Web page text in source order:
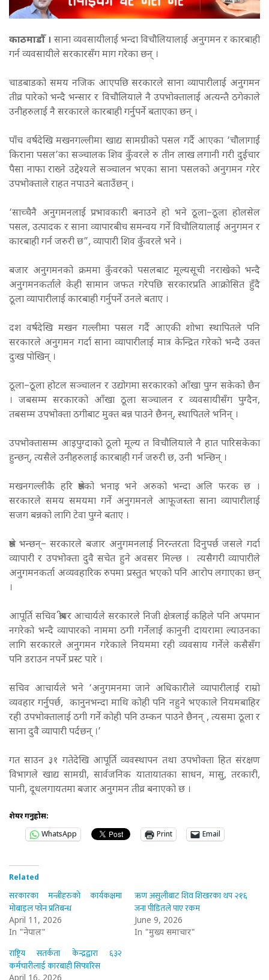
काठमाडौँ । साना व्यवसायीलाई भन्दा विचौलियालाई अनुगमन र कारबाही
गर्न व्यवसायीले सरकारसँग माग गरेका छन् ।
चाडबाडको समय नजिक आएपछि सरकारले साना व्यापारीलाई अनुगमन
तीव्र पारेको भन्दै भन्सार र विचौलियाले नै उपभोक्तालाई अत्यन्तै ठगेकाले
उनीहरुलाई नै सरकारले कारबाही गर्नुपर्ने बताएका छन् ।
पाँच वर्षदेखि मखनगल्लीमा खाद्य सामग्रीको पसल गर्दै आएका ‘चौलागाईं
किराना पसल’का सञ्चालक शिव कुँवरले रु तीन लाख लगानी गरी दुईचार
पैसा नाफा राख्ने उद्देश्यले सञ्चालन भएका साना पसलको अनुगमन गरेर
उपभोक्ताले राहत नपाउने बताउँछन् ।
‘साच्चैनै अनुगमनलाई प्रभावकारी बनाउने हो भने ठूला–ठूला होलसेल
पसल, उत्पादक र साना व्यापारबीच समन्वय गर्ने विचौलियालाई अनुगमन र
कारबाही गर्न जरुरी छ”, व्यापारी शिव कुँवरले भने ।
बजार अनुगमनको क्रममा कुँवरको पसलबाट मूल्यसूची नराखेको भन्दै
अनुगमनकर्ताले केही सामान जफत गरेपछि सरकारप्रति आक्रोसित हुँदै
ठूला व्यापारीलाई कारबाही गर्नुपर्ने उनले बताए ।
दश वर्षदेखि मखन गल्लीमा पसल गर्दै आएकी शोभा स्थापितले पनि
सरकारले अनुगमन गर्दा साना व्यापारीलाई मात्र केन्द्रित गरेको भन्दै उक्त
दुःख पोखिन् ।
ठूला–ठूला होटल सञ्चालन र उद्योगमा सरकारको आँखा पुग्न सकेको छैन
। जबसम्म सरकारको आँखा ठूला सञ्चालन र व्यवसायीसँग पुग्दैन,
तबसम्म उपभोक्ता ठगीबाट मुक्त बन्न पाउने छैनन्, स्थापितले भनिन् ।
उपभोक्तासम्म आइपुग्दाको ठूलो मूल्य त विचौलियाले नै हात पारिसकेका
हुन्छन्, त्यसैले उनीहरुलाई कारबाही गर्न जरुरी छ, उनी भन्छिन् ।
मखनगल्लीकै हरि श्रेष्ठको भनाइ भने अरुको भन्दा अलि फरक छ ।
सरकारले समय समयमा गर्ने अनुगमनले आफूजस्ता साना व्यापारीलाई
सजग बन्नको लागि टेवा पुग्ने बताए ।
श्रेष्ठ भन्छन्– सरकारले बजार अनुगमनलाई निरन्तरता दिनुपर्छ जसले गर्दा
व्यापारी र उपभोक्ता दुवै सचेत हुने अवसर मिल्छ । त्यसैगरी व्यापारीले
अनुगमनकर्ता अव्यवहारिक रुपमा प्रस्तुत भएको पनि आरोप लगाएका छन्
।
आपूर्ति सचिव श्रीधर आचार्यले सरकारले निजी क्षेत्रलाई कहिले पनि अपमान
नगरेको भन्दै व्यापारको नाममा ठगी गर्नेलाई कानुनी दायरामा ल्याउनका
लागि सरकारले अनुगमन गरेकाले नियममा रही व्यवसाय गर्नेले कसैसँग
पनि डराउन नपर्ने प्रस्ट पारे ।
सचिव आचार्यले भने ‘अनुगमनमा जाने अधिकारीले व्यापारीलाई राम्रो
व्यवहार गर्नुपर्छ, कानुनभन्दा माथि कोही पनि नहुने भएकाले नियमबाहिर
रही उपभोक्तालाई ठगी गर्ने कोही पनि उम्कन पाउने छैनन् , त्यसमा ठूला र
साना दुवै व्यापारी पर्दछन् ।’
गत साउन ३१ गतेदेखि आपूर्ति व्यवस्थापन तथा उपभोक्ता हित संरक्षण
विभागले खाद्य सामग्री, सार्वजनिक यातायातका साधन, मासु, तरकारी,
पानी, दूधलगायतमा बजार अनुगमन तीव्र बनाएको छ ।
शेयर गर्नुहोस:
WhatsApp
Print Email
Related
सरकारका मन्त्रीहरुको कार्यकक्षमा
मोबाइल फोन प्रतिबन्ध
April 11, 2026
In "नेपाल"
ऋण असुलीबाट शिव शिखरका थप २१६
जना पीडितले पाए रकम
June 9, 2026
In "मुख्य समाचार"
राष्ट्रिय सतर्कता केन्द्रद्वारा ६३२
कर्मचारीलाई कारबाही सिफारिस